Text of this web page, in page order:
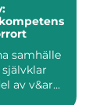
samhälle
av v&ar...